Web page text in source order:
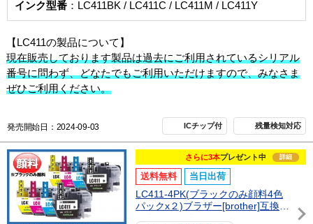
インク型番 ：LC411BK / LC411C / LC411M / LC411Y
【LC411の製品について】
現在販売しております製品は過去にご利用されているシリアル
番号に問わず、どなたでもご利用いただけますので、みなさま
ぜひご利用ください。
発売開始日：2024-09-03 ICチップ付 残量検知対応
さらに3本プレゼント中 詳細
送料無料 当日出荷
LC411-4PK(ブラックのみ顔料4色
パックx２)ブラザー[brother]互換イ